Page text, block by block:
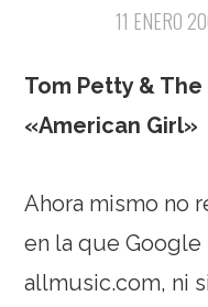
11 ENERO
Tom Petty &
«American Girl»
Ahora mismo no
en la que Google
allmusic.com, ni